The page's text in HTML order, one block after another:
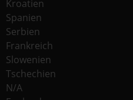
Kroatien
Spanien
Serbien
Frankreich
Slowenien
Tschechien
N/A